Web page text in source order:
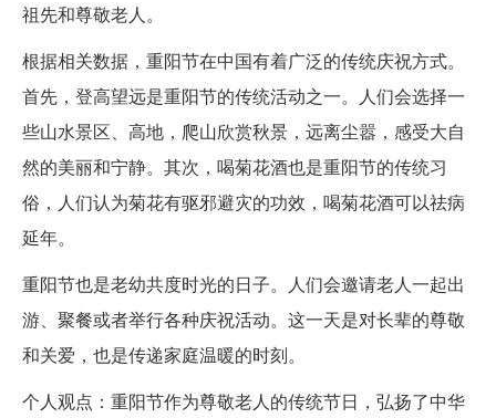
祖先和尊敬老人。
根据相关数据，重阳节在中国有着广泛的传统庆祝方式。
首先，登高望远是重阳节的传统活动之一。人们会选择一
些山水景区、高地，爬山欣赏秋景，远离尘嚣，感受大自
然的美丽和宁静。其次，喝菊花酒也是重阳节的传统习
俗，人们认为菊花有驱邪避灾的功效，喝菊花酒可以祛病
延年。
重阳节也是老幼共度时光的日子。人们会邀请老人一起出
游、聚餐或者举行各种庆祝活动。这一天是对长辈的尊敬
和关爱，也是传递家庭温暖的时刻。
个人观点：重阳节作为尊敬老人的传统节日，弘扬了中华